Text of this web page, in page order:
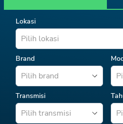
Lokasi
Pilih lokasi
Brand
Pilih brand
Transmisi
Pilih transmisi